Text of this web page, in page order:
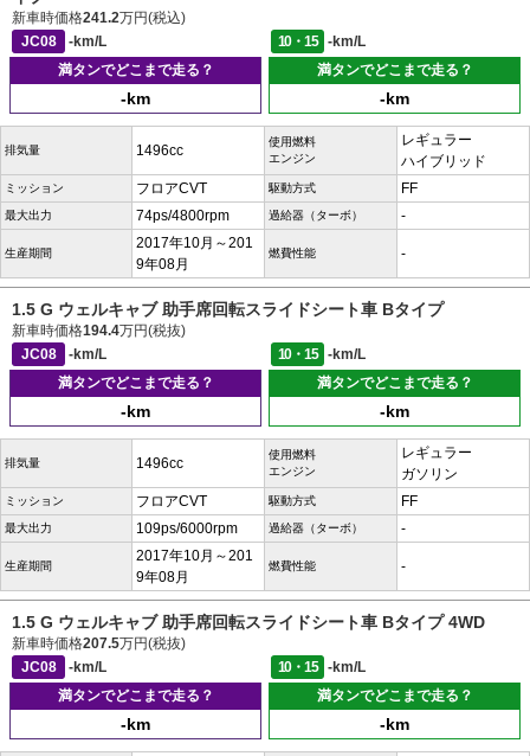
新車時価格241.2万円(税込)
JC08
-km/L 10・15
-km/L
満タンでどこまで走る？
-km
満タンでどこまで走る？
-km
排気量 1496cc
使用燃料
エンジン
レギュラー
ハイブリッド
ミッション フロアCVT 駆動方式 FF
最大出力 74ps/4800rpm 過給器（ターボ） -
生産期間
2017年10月～201
9年08月
燃費性能 -
1.5 G ウェルキャブ 助手席回転スライドシート車 Bタイプ
新車時価格194.4万円(税抜)
JC08
-km/L 10・15
-km/L
満タンでどこまで走る？
-km
満タンでどこまで走る？
-km
排気量 1496cc
使用燃料
エンジン
レギュラー
ガソリン
ミッション フロアCVT 駆動方式 FF
最大出力 109ps/6000rpm 過給器（ターボ） -
生産期間
2017年10月～201
9年08月
燃費性能 -
1.5 G ウェルキャブ 助手席回転スライドシート車 Bタイプ 4WD
新車時価格207.5万円(税抜)
JC08
-km/L 10・15
-km/L
満タンでどこまで走る？
-km
満タンでどこまで走る？
-km